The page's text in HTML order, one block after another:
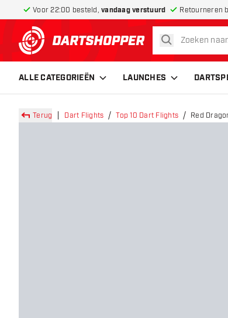
Voor 22:00 besteld, vandaag verstuurd Retourneren
terug naar home pagina
zoeken
ALLE CATEGORIEËN LAUNCHES
Terug Dart Flights Top 10 Dart Flights Red